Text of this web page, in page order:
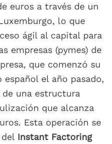
euros a través de un
lo que
ágil al capital para
empresas (pymes) de
que comenzó su
español el año pasado,
una estructura
que alcanza
Esta operación se
Instant Factoring